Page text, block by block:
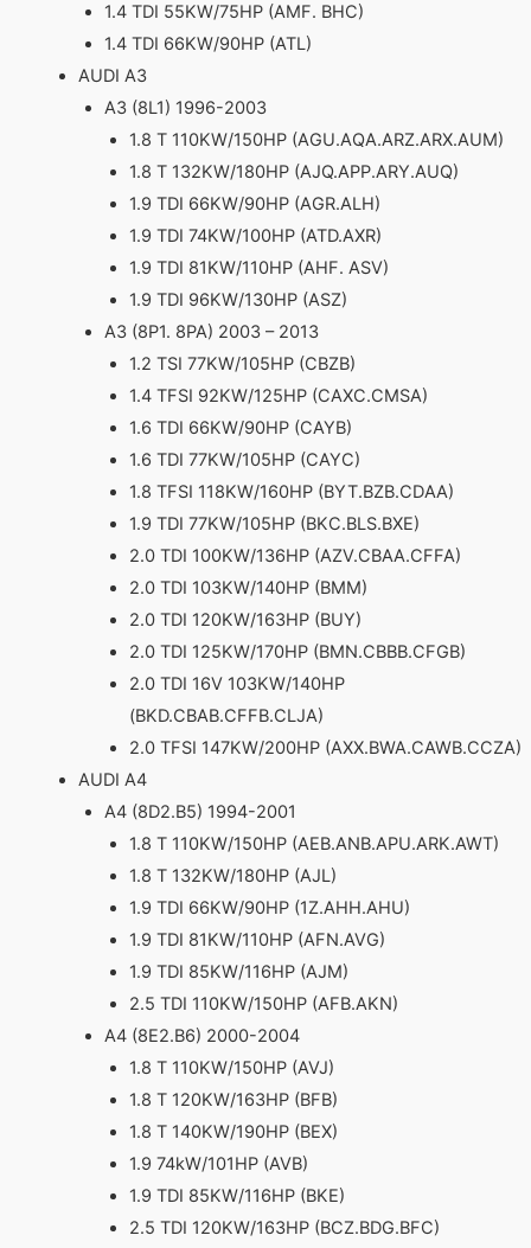
1.4 TDI 55KW/75HP (AMF. BHC)
1.4 TDI 66KW/90HP (ATL)
AUDI A3
A3 (8L1) 1996-2003
1.8 T 110KW/150HP (AGU.AQA.ARZ.ARX.AUM)
1.8 T 132KW/180HP (AJQ.APP.ARY.AUQ)
1.9 TDI 66KW/90HP (AGR.ALH)
1.9 TDI 74KW/100HP (ATD.AXR)
1.9 TDI 81KW/110HP (AHF. ASV)
1.9 TDI 96KW/130HP (ASZ)
A3 (8P1. 8PA) 2003 – 2013
1.2 TSI 77KW/105HP (CBZB)
1.4 TFSI 92KW/125HP (CAXC.CMSA)
1.6 TDI 66KW/90HP (CAYB)
1.6 TDI 77KW/105HP (CAYC)
1.8 TFSI 118KW/160HP (BYT.BZB.CDAA)
1.9 TDI 77KW/105HP (BKC.BLS.BXE)
2.0 TDI 100KW/136HP (AZV.CBAA.CFFA)
2.0 TDI 103KW/140HP (BMM)
2.0 TDI 120KW/163HP (BUY)
2.0 TDI 125KW/170HP (BMN.CBBB.CFGB)
2.0 TDI 16V 103KW/140HP
(BKD.CBAB.CFFB.CLJA)
2.0 TFSI 147KW/200HP (AXX.BWA.CAWB.CCZA)
AUDI A4
A4 (8D2.B5) 1994-2001
1.8 T 110KW/150HP (AEB.ANB.APU.ARK.AWT)
1.8 T 132KW/180HP (AJL)
1.9 TDI 66KW/90HP (1Z.AHH.AHU)
1.9 TDI 81KW/110HP (AFN.AVG)
1.9 TDI 85KW/116HP (AJM)
2.5 TDI 110KW/150HP (AFB.AKN)
A4 (8E2.B6) 2000-2004
1.8 T 110KW/150HP (AVJ)
1.8 T 120KW/163HP (BFB)
1.8 T 140KW/190HP (BEX)
1.9 74kW/101HP (AVB)
1.9 TDI 85KW/116HP (BKE)
2.5 TDI 120KW/163HP (BCZ.BDG.BFC)